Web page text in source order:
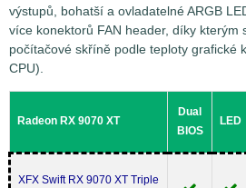
výstupů, bohatší a ovladatelné ARGB
více konektorů FAN header, díky kterým
počítačové skříně podle teploty grafické
CPU).
Radeon RX 9070 XT
Dual
BIOS
LED
XFX Swift RX 9070 XT Triple